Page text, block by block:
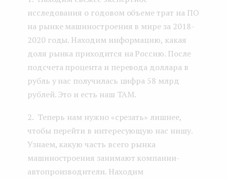
исследования о годовом объеме трат на ПО
на рынке машиностроения в мире за 2018-
2020 годы. Находим информацию, какая
доля рынка приходится на Россию. После
подсчета процента и перевода доллара в
рубль у нас получилась цифра 58 млрд
рублей. Это и есть наш TAM.
2. Теперь нам нужно «срезать» лишнее,
чтобы перейти в интересующую нас нишу.
Узнаем, какую часть всего рынка
машиностроения занимают компании-
автопроизводители. Находим